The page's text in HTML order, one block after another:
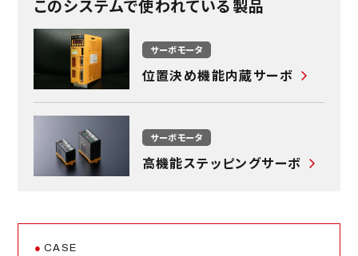
木材投入・排出システム
パレタイズ・デパレタイズ
投入・排出・ハンドリングシステム
搬送システム
箔送り装置
工作機械での各種モータ
フローケミストリー用途の Si servo3
機械での駆動軸
このシステムで使われている製品
サーボモータ
位置決め機能内蔵サーボ
サーボモータ
高機能ステッピングサーボ
CASE